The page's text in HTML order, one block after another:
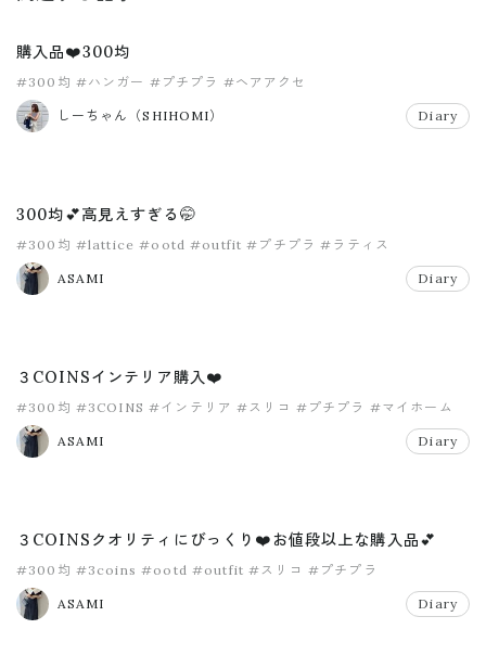
購入品❤️300均
#300均 #ハンガー #プチプラ #ヘアアクセ
しーちゃん（SHIHOMI） Diary
300均💕高見えすぎる🤭
#300均 #lattice #ootd #outfit #プチプラ #ラティス
ASAMI Diary
３COINSインテリア購入❤️
#300均 #3COINS #インテリア #スリコ #プチプラ #マイホーム
ASAMI Diary
３COINSクオリティにびっくり❤️お値段以上な購入品💕
#300均 #3coins #ootd #outfit #スリコ #プチプラ
ASAMI Diary